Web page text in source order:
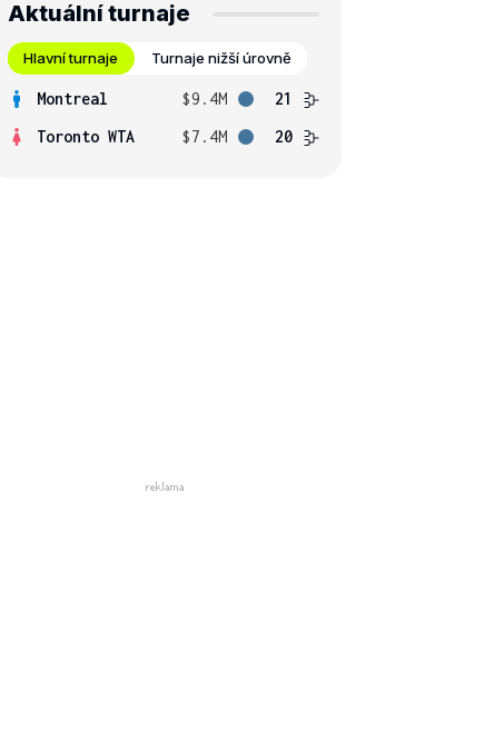
Aktuální turnaje
Hlavní turnaje Turnaje nižší úrovně
Montreal $9.4M
21
Toronto WTA
$7.4M 20